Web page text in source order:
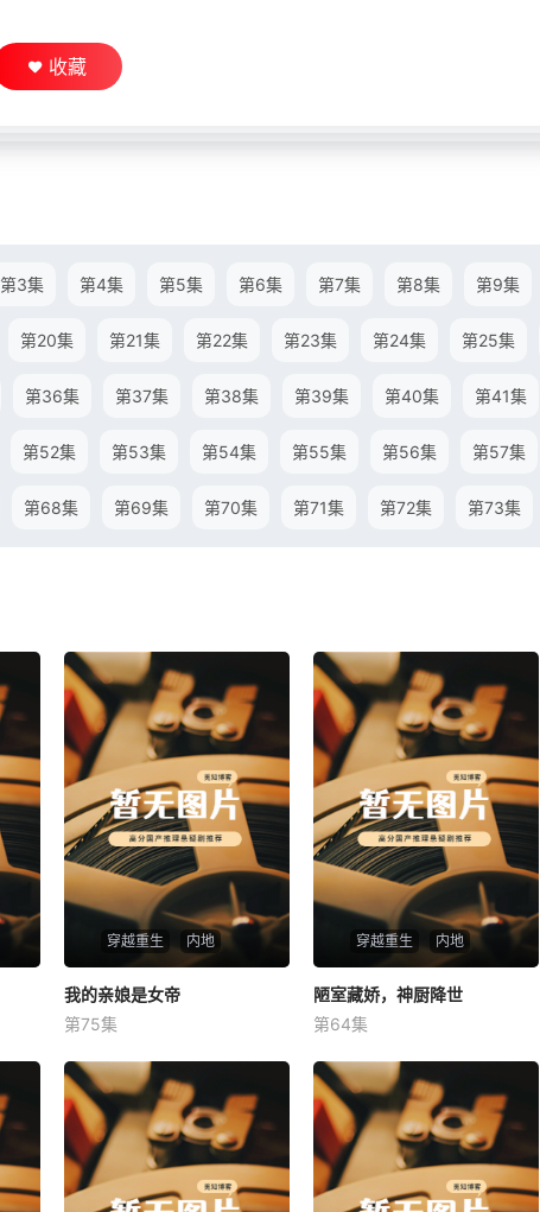
收藏
第3集 第4集 第5集 第6集 第7集 第8集 第9集
第20集 第21集 第22集 第23集 第24集 第25集
第36集 第37集 第38集 第39集 第40集 第41集
第52集 第53集 第54集 第55集 第56集 第57集
第68集 第69集 第70集 第71集 第72集 第73集
穿越重生 内地
我的亲娘是女帝
未知
我的亲娘是女帝
第75集
穿越重生 内地
陋室藏娇，神厨降世
未知
陋室藏娇，神厨降世
第64集